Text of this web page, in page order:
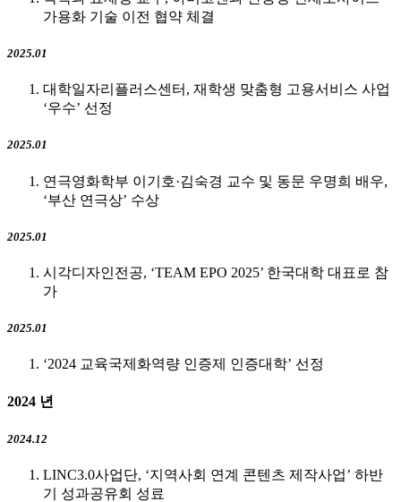
가용화 기술 이전 협약 체결
2025.01
대학일자리플러스센터, 재학생 맞춤형 고용서비스 사업
‘우수’ 선정
2025.01
연극영화학부 이기호·김숙경 교수 및 동문 우명희 배우,
‘부산 연극상’ 수상
2025.01
시각디자인전공, ‘TEAM EPO 2025’ 한국대학 대표로 참
가
2025.01
‘2024 교육국제화역량 인증제 인증대학’ 선정
2024 년
2024.12
LINC3.0사업단, ‘지역사회 연계 콘텐츠 제작사업’ 하반
기 성과공유회 성료